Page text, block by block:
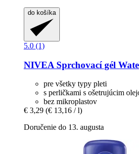
do košíka
5.0 (1)
NIVEA Sprchovací gél
pre všetky typy pleti
s perličkami s ošetrujúcim
bez mikroplastov
€ 3,29 (€ 13,16 / l)
Doručenie do 13. augusta